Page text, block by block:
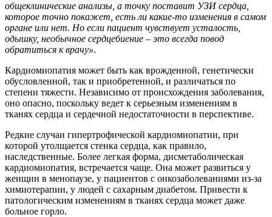
общеклинические анализы, а точку поставит УЗИ сердца,
которое точно покажет, есть ли какие-то изменения в самом
органе или нет. Но если пациент чувствует усталость,
одышку, необычное сердцебиение – это всегда повод
обратиться к врачу».
Кардиомиопатия может быть как врожденной, генетически
обусловленной, так и приобретенной, и различаться по
степени тяжести. Независимо от происхождения заболевания,
оно опасно, поскольку ведет к серьезным изменениям в
тканях сердца и сердечной недостаточности в перспективе.
Редкие случаи гипертрофической кардиомиопатии, при
которой утолщается стенка сердца, как правило,
наследственные. Более легкая форма, дисметаболическая
кардиомиопатия, встречается чаще. Она может развиться у
женщин в менопаузе, у пациентов с онкозаболеваниями из-за
химиотерапии, у людей с сахарным диабетом. Привести к
патологическим изменениям в тканях сердца может даже
больное горло.